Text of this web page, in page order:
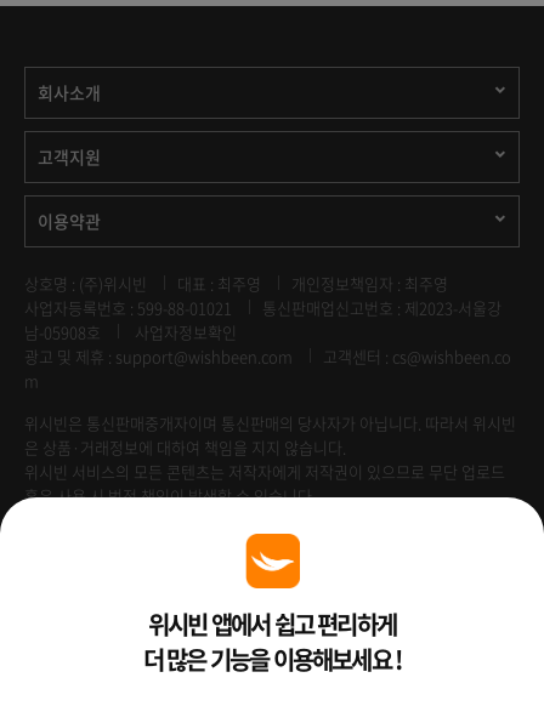
회사소개
고객지원
이용약관
상호명 : (주)위시빈 대표 : 최주영
개인정보책임자 : 최주영
사업자등록번호 : 599-88-01021
통신판매업신고번호 : 제2023-서울강
남-05908호
사업자정보확인
광고 및 제휴 : support@wishbeen.com
고객센터 : cs@wishbeen.co
m
위시빈은 통신판매중개자이며 통신판매의 당사자가 아닙니다. 따라서 위시빈
은 상품·거래정보에 대하여 책임을 지지 않습니다.
위시빈 서비스의 모든 콘텐츠는 저작자에게 저작권이 있으므로 무단 업로드
혹은 사용 시 법적 책임이 발생할 수 있습니다.
Venture Enterprise위시빈 앱에서 쉽고 편리하게
더 많은 기능을 이용해보세요 !